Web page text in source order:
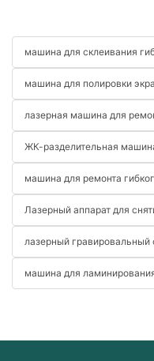
машина для склеивания
машина для полировки
лазерная машина для
ЖК-разделительная
машина для ремонта
Лазерный аппарат для
лазерный гравировальный
машина для